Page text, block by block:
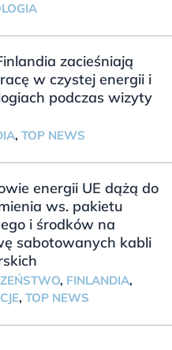
zacieśniają
w czystej energii i
podczas wizyty
, TOP NEWS
energii UE dążą do
ws. pakietu
i środków na
sabotowanych kabli
, FINLANDIA,
, TOP NEWS